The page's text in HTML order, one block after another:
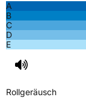
A
B
C
D
E
Rollgeräusch